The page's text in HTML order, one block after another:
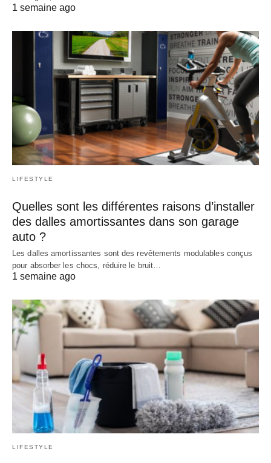
1 semaine ago
LIFESTYLE
Quelles sont les différentes raisons d’installer
des dalles amortissantes dans son garage
auto ?
Les dalles amortissantes sont des revêtements modulables conçus
pour absorber les chocs, réduire le bruit…
1 semaine ago
LIFESTYLE